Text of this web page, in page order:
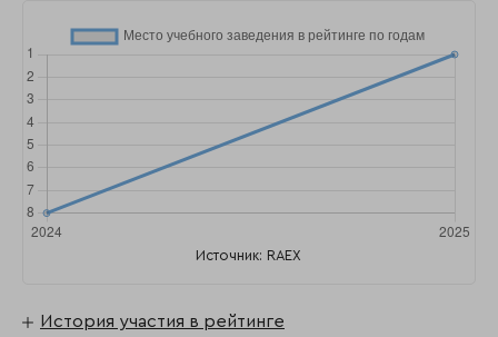
Источник: RAEX
История участия в рейтинге